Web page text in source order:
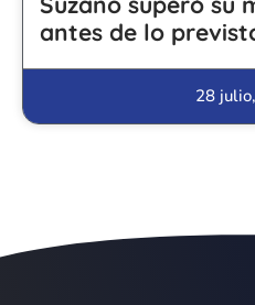
antes de lo
28